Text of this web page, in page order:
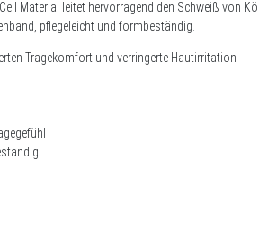
Material leitet hervorragend den Schweiß von
pflegeleicht und formbeständig.
Tragekomfort und verringerte Hautirritation